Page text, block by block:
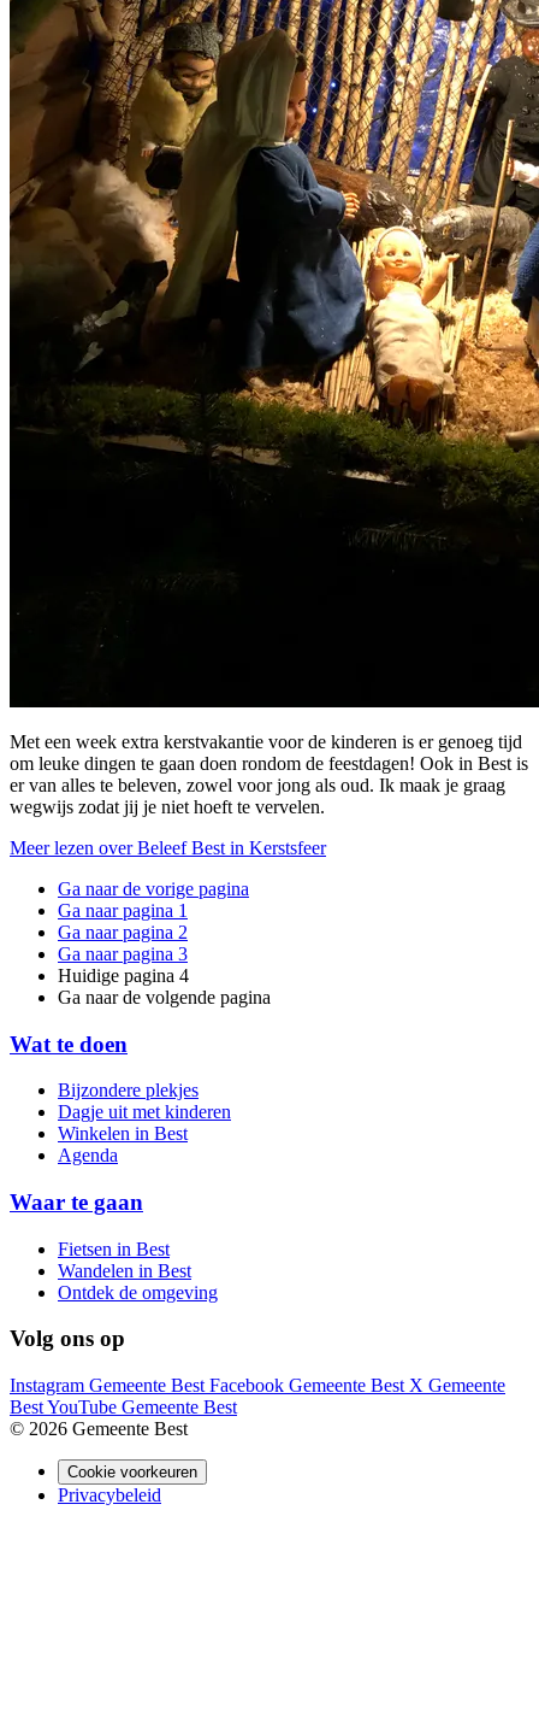
Met een week extra kerstvakantie voor de kinderen is er genoeg tijd
om leuke dingen te gaan doen rondom de feestdagen! Ook in Best is
er van alles te beleven, zowel voor jong als oud. Ik maak je graag
wegwijs zodat jij je niet hoeft te vervelen.
Meer lezen over Beleef Best in Kerstsfeer
Ga naar de vorige pagina
Ga naar pagina 1
Ga naar pagina 2
Ga naar pagina 3
Huidige pagina 4
Ga naar de volgende pagina
Wat te doen
Bijzondere plekjes
Dagje uit met kinderen
Winkelen in Best
Agenda
Waar te gaan
Fietsen in Best
Wandelen in Best
Ontdek de omgeving
Volg ons op
Instagram Gemeente Best Facebook Gemeente Best X Gemeente
BestYouTube Gemeente Best
© 2026 Gemeente Best
Cookie voorkeuren
Privacybeleid